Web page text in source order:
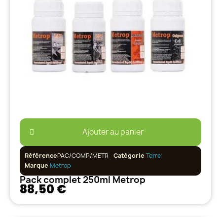
Ajouter au panier
RéférencePAC/COMP/METR Catégorie Terre
Marque Metrop
Pack complet 250ml Metrop
88,50 €